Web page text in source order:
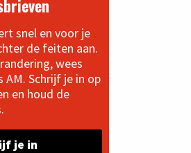
snel en voor je
de feiten aan.
wees
AM. Schrijf je in op
en houd de
je in